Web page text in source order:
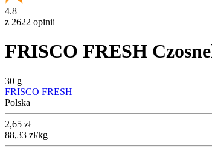
4.8
z 2622 opinii
FRISCO FRESH
30 g
FRISCO FRESH
Polska
Cena
2,65 zł
88,33 zł/kg